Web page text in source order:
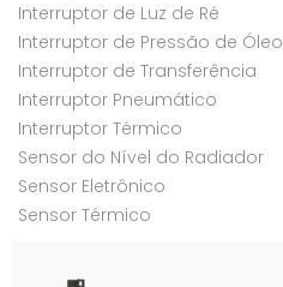
Interruptor de Luz de Ré
Interruptor de Pressão de Óleo
Interruptor de Transferência
Interruptor Pneumático
Interruptor Térmico
Sensor do Nível do Radiador
Sensor Eletrônico
Sensor Térmico